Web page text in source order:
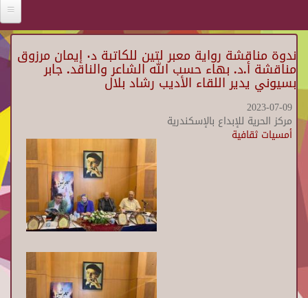
ندوة مناقشة رواية معبر لتين للكاتبة د٠ إيمان مرزوق
مناقشة أ.د. بهاء حسب الله الشاعر والناقد. جابر
بسيوني يدير اللقاء الأديب رشاد بلال
2023-07-09
مركز الحرية للإبداع بالإسكندرية
أمسيات ثقافية